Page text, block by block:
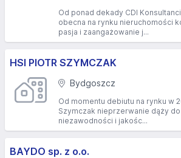
Od ponad dekady CDI
obecna na rynku nieruchomości
pasja i zaangażowanie j...
HSI PIOTR SZYMCZAK
Bydgoszcz
Od momentu debiutu na rynku w
Szymczak nieprzerwanie dąży
niezawodności i jakośc...
BAYDO sp. z o.o.